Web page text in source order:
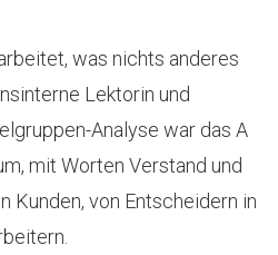
was nichts anderes
Lektorin und
Analyse war das A
mit Worten Verstand und
Kunden, von Entscheidern in